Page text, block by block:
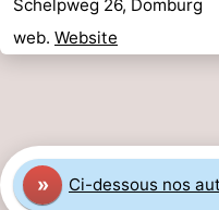
Schouwen-
Brouwershaven
-
Schelpweg 26, Domburg
web. Website
» Ci-dessous nos